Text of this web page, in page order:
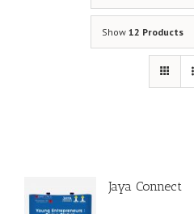
Show 12 Products
Jaya Connect